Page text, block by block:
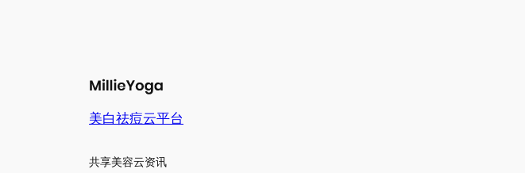
美白祛痘云平台
共享美容云资讯